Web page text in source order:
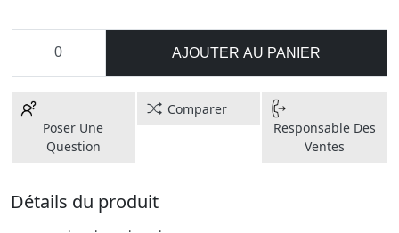
AJOUTER AU PANIER
Poser Une
Question
Comparer
Responsable Des
Ventes
Détails du produit